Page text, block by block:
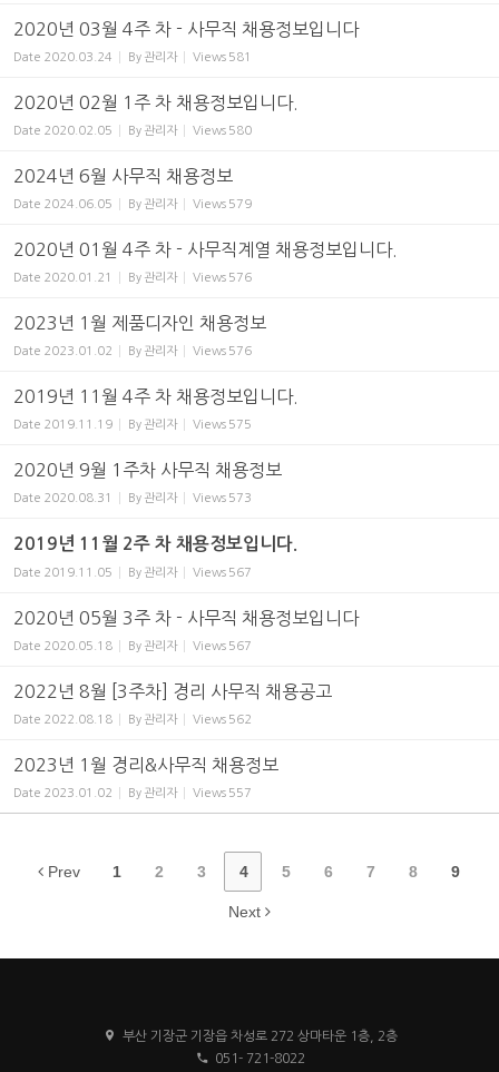
2020년 03월 4주 차 - 사무직 채용정보입니다
Date 2020.03.24 By 관리자 Views 581
2020년 02월 1주 차 채용정보입니다.
Date 2020.02.05 By 관리자 Views 580
2024년 6월 사무직 채용정보
Date 2024.06.05 By 관리자 Views 579
2020년 01월 4주 차 - 사무직계열 채용정보입니다.
Date 2020.01.21 By 관리자 Views 576
2023년 1월 제품디자인 채용정보
Date 2023.01.02 By 관리자 Views 576
2019년 11월 4주 차 채용정보입니다.
Date 2019.11.19 By 관리자 Views 575
2020년 9월 1주차 사무직 채용정보
Date 2020.08.31 By 관리자 Views 573
2019년 11월 2주 차 채용정보입니다.
Date 2019.11.05 By 관리자 Views 567
2020년 05월 3주 차 - 사무직 채용정보입니다
Date 2020.05.18 By 관리자 Views 567
2022년 8월 [3주차] 경리 사무직 채용공고
Date 2022.08.18 By 관리자 Views 562
2023년 1월 경리&사무직 채용정보
Date 2023.01.02 By 관리자 Views 557
Prev 1 2 3 4 5 6 7 8 9
Next
부산 기장군 기장읍 차성로 272 상마타운 1층, 2층
051- 721-8022